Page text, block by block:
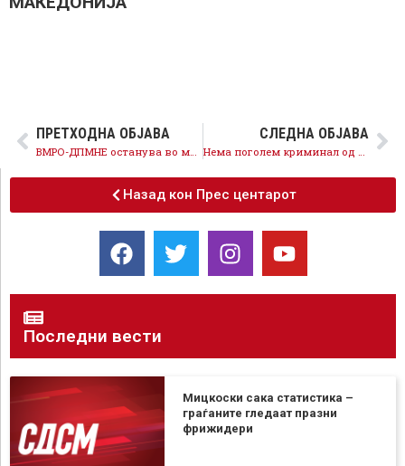
ПРЕТХОДНА ОБЈАВА
ВМРО-ДПМНЕ останува во матрицата на поделби и изолација, Договорот е за иднината, а иднината е во ЕУ и НАТО
СЛЕДНА ОБЈАВА
Нема поголем криминал од 11 годишното владеење на ВМРО-ДПМНЕ, украдените пари од граѓаните ќе се вратат во Буџетот
Назад кон Прес центарот
Последни вести
Мицкоски сака статистика –
граѓаните гледаат празни
фрижидери